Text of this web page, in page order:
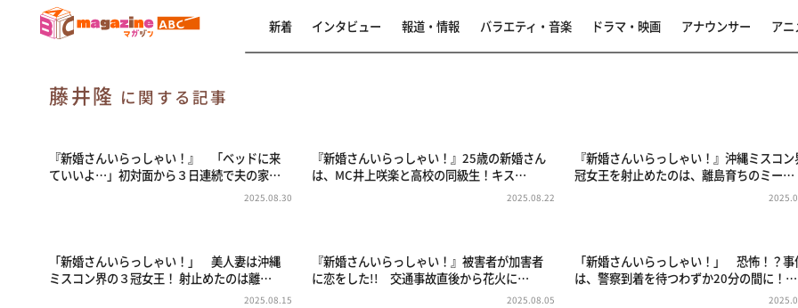
新着 インタビュー 報道・情報 バラエティ・音楽 ドラマ・映画 アナウンサー アニ
藤井隆 に関する記事
『新婚さんいらっしゃい！』 「ベッドに来
ていいよ…」初対面から３日連続で夫の家…
2025.08.30
『新婚さんいらっしゃい！』25歳の新婚さん
は、MC井上咲楽と高校の同級生！キス…
2025.08.22
『新婚さんいらっしゃい！』沖縄ミスコン
冠女王を射止めたのは、離島育ちのミー…
「新婚さんいらっしゃい！」 美人妻は沖縄
ミスコン界の３冠女王！ 射止めたのは離…
2025.08.15
『新婚さんいらっしゃい！』被害者が加害者
に恋をした!! 交通事故直後から花火に…
2025.08.05
「新婚さんいらっしゃい！」 恐怖！？事
は、警察到着を待つわずか20分の間に！…